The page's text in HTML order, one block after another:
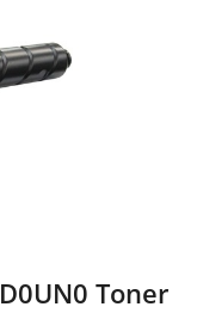
Toner